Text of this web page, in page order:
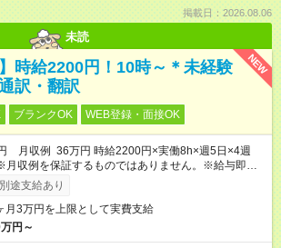
掲載日：2026.08.06
未読
NEW
時給2200円！10時～＊未経験
訳・翻訳
ブランクOK WEB登録・面接OK
月収例 36万円 時給2200円×実働8h×週5日×4週
収例を保証するものではありません。※給与即受取
利用可（利用条件有）
途支給あり
月3万円を上限として実費支給
円～